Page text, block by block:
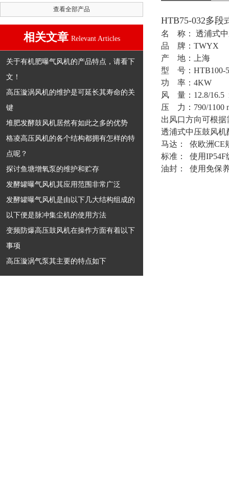
查看全部产品
相关文章 Relevant Articles
关于有机肥曝气风机的产品特点，请看下
文！
高压漩涡风机的维护是可延长其寿命的关
键
堆肥发酵鼓风机居然有如此之多的优势
格凌高压风机的各个结构都拥有怎样的特
点呢？
探讨鱼塘增氧泵的维护和贮存
发酵罐曝气风机其应用范围非常广泛
发酵罐曝气风机是由以下几大结构组成的
以下便是脉冲集尘机的使用方法
变频防爆高压鼓风机在操作方面有着以下
事项
高压漩涡气泵其主要的特点如下
HTB75-032多段
名 称： 透浦式中
品 牌：TWYX
产 地：上海
型 号：HTB100-
功 率：4KW
风 量：12.8/16.5
压 力：790/1100
出风口方向可根
透浦式中压鼓风机
马达： 依欧洲CE
标准： 使用IP54F
油封： 使用免保